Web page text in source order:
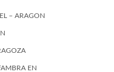
– ARAGON
EN